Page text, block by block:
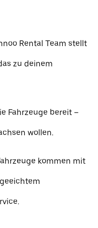
Rental Team stellt
zu deinem
Fahrzeuge bereit –
wollen.
kommen mit